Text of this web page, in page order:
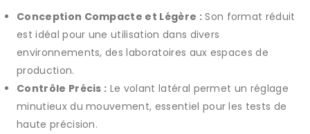
Conception Compacte et Légère :Son format réduit
est idéal pour une utilisation dans divers
environnements, des laboratoires aux espaces de
production.
Contrôle Précis : Le volant latéral permet un réglage
minutieux du mouvement, essentiel pour les tests de
haute précision.